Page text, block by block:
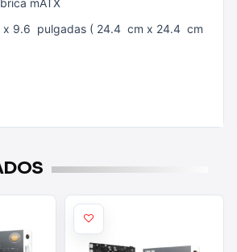
mATX
x 9.6 pulgadas ( 24.4 cm x 24.4 cm